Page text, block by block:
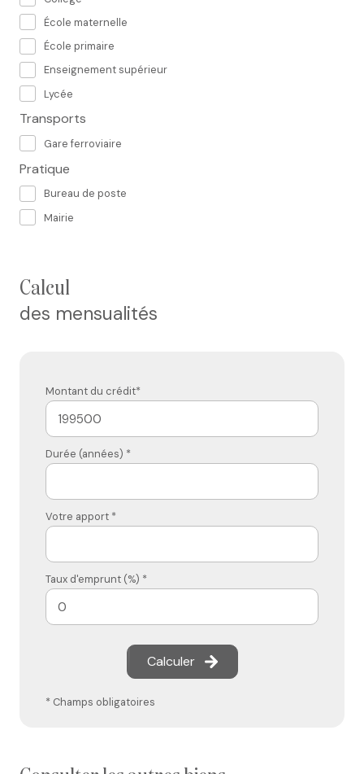
École maternelle
École primaire
Enseignement supérieur
Lycée
Transports
Gare ferroviaire
Pratique
Bureau de poste
Mairie
calcul
des mensualités
Montant du crédit*
Durée (années) *
Votre apport *
Taux d'emprunt (%) *
Calculer
* Champs obligatoires